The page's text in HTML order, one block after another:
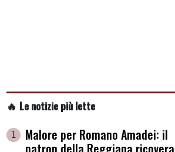
🔥 Le notizie più lette
1
Malore per Romano Amadei: il